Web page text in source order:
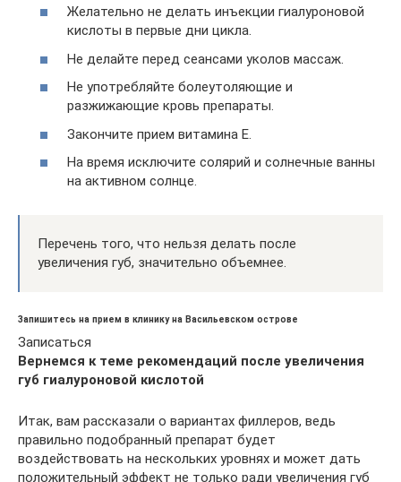
Желательно не делать инъекции гиалуроновой
кислоты в первые дни цикла.
Не делайте перед сеансами уколов массаж.
Не употребляйте болеутоляющие и
разжижающие кровь препараты.
Закончите прием витамина Е.
На время исключите солярий и солнечные ванны
на активном солнце.
Перечень того, что нельзя делать после
увеличения губ, значительно объемнее.
Запишитесь на прием в клинику на Васильевском острове
Записаться
Вернемся к теме рекомендаций после увеличения
губ гиалуроновой кислотой
Итак, вам рассказали о вариантах филлеров, ведь
правильно подобранный препарат будет
воздействовать на нескольких уровнях и может дать
положительный эффект не только ради увеличения губ